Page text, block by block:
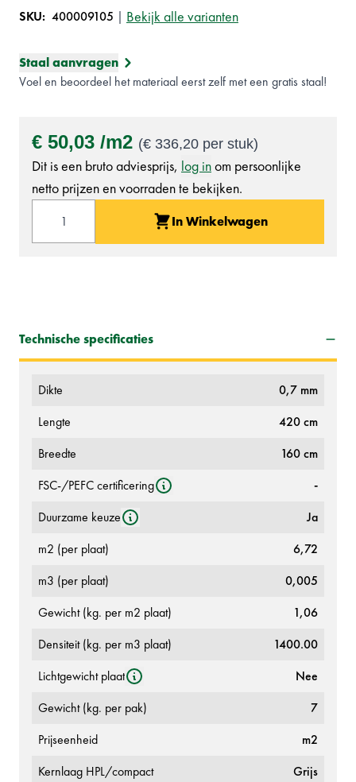
SKU: 400009105 | Bekijk alle varianten
Staal aanvragen
Voel en beoordeel het materiaal eerst zelf met een gratis staal!
€ 50,03 m2 (€ 336,20 per stuk)
Dit is een bruto adviesprijs, log inom persoonlijke
netto prijzen en voorraden te bekijken.
In Winkelwagen
Technische specificaties
Dikte
0,7 mm
Lengte
420 cm
Breedte
160 cm
FSC-/PEFC certificering
-
Duurzame keuze
Ja
m2 (per plaat)
6,72
m3 (per plaat)
0,005
Gewicht (kg. per m2 plaat)
1,06
Densiteit (kg. per m3 plaat)
1400.00
Lichtgewicht plaat
Nee
Gewicht (kg. per pak)
7
Prijseenheid
m2
Kernlaag HPL/compact
Grijs